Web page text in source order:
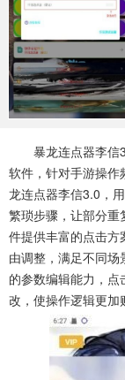
43款应用
系统工具
647款应用
96款应用
暴龙连点器李信
软件，针对手游操作
龙连点器李信3.0，
繁琐步骤，让部分
件提供丰富的点击方
由调整，满足不同
的参数编辑能力，
改，使操作逻辑更加